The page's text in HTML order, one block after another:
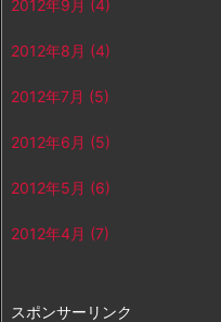
2012年9月 (4)
2012年8月 (4)
2012年7月 (5)
2012年6月 (5)
2012年5月 (6)
2012年4月 (7)
スポンサーリンク